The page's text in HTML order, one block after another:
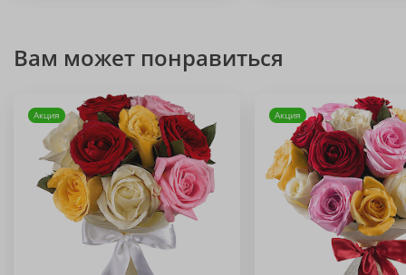
Вам может понравиться
Акция Акция